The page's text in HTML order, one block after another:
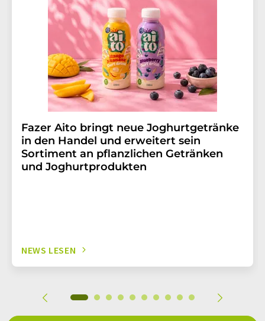
Fazer Aito bringt neue Joghurtgetränke
in den Handel und erweitert sein
Sortiment an pflanzlichen Getränken
und Joghurtprodukten
NEWS LESEN